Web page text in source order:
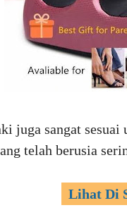
juga sangat
telah berusia
Lihat Di